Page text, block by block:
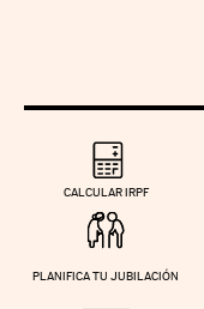
CALCULAR IRPF
PLANIFICA TU JUBILACIÓN